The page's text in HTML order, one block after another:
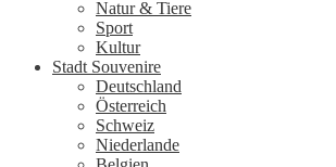
Natur & Tiere
Sport
Kultur
Stadt Souvenire
Deutschland
Österreich
Schweiz
Niederlande